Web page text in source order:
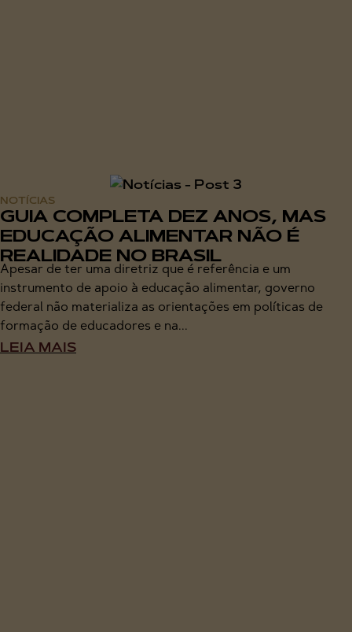
NOTÍCIAS
GUIA COMPLETA DEZ ANOS, MAS
EDUCAÇÃO ALIMENTAR NÃO É
REALIDADE NO BRASIL
Apesar de ter uma diretriz que é referência e um
instrumento de apoio à educação alimentar, governo
federal não materializa as orientações em políticas de
formação de educadores e na...
LEIA MAIS